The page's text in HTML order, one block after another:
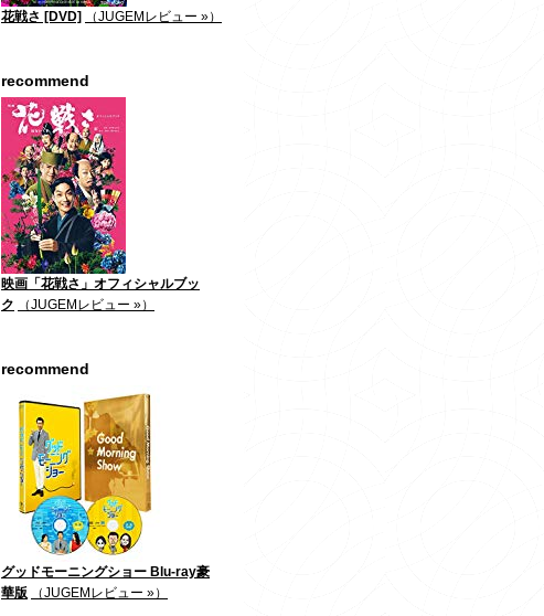
花戦さ [DVD] （JUGEMレビュー »）
recommend
映画「花戦さ」オフィシャルブッ
ク
（JUGEMレビュー »）
recommend
グッドモーニングショー Blu-ray豪
華版
（JUGEMレビュー »）